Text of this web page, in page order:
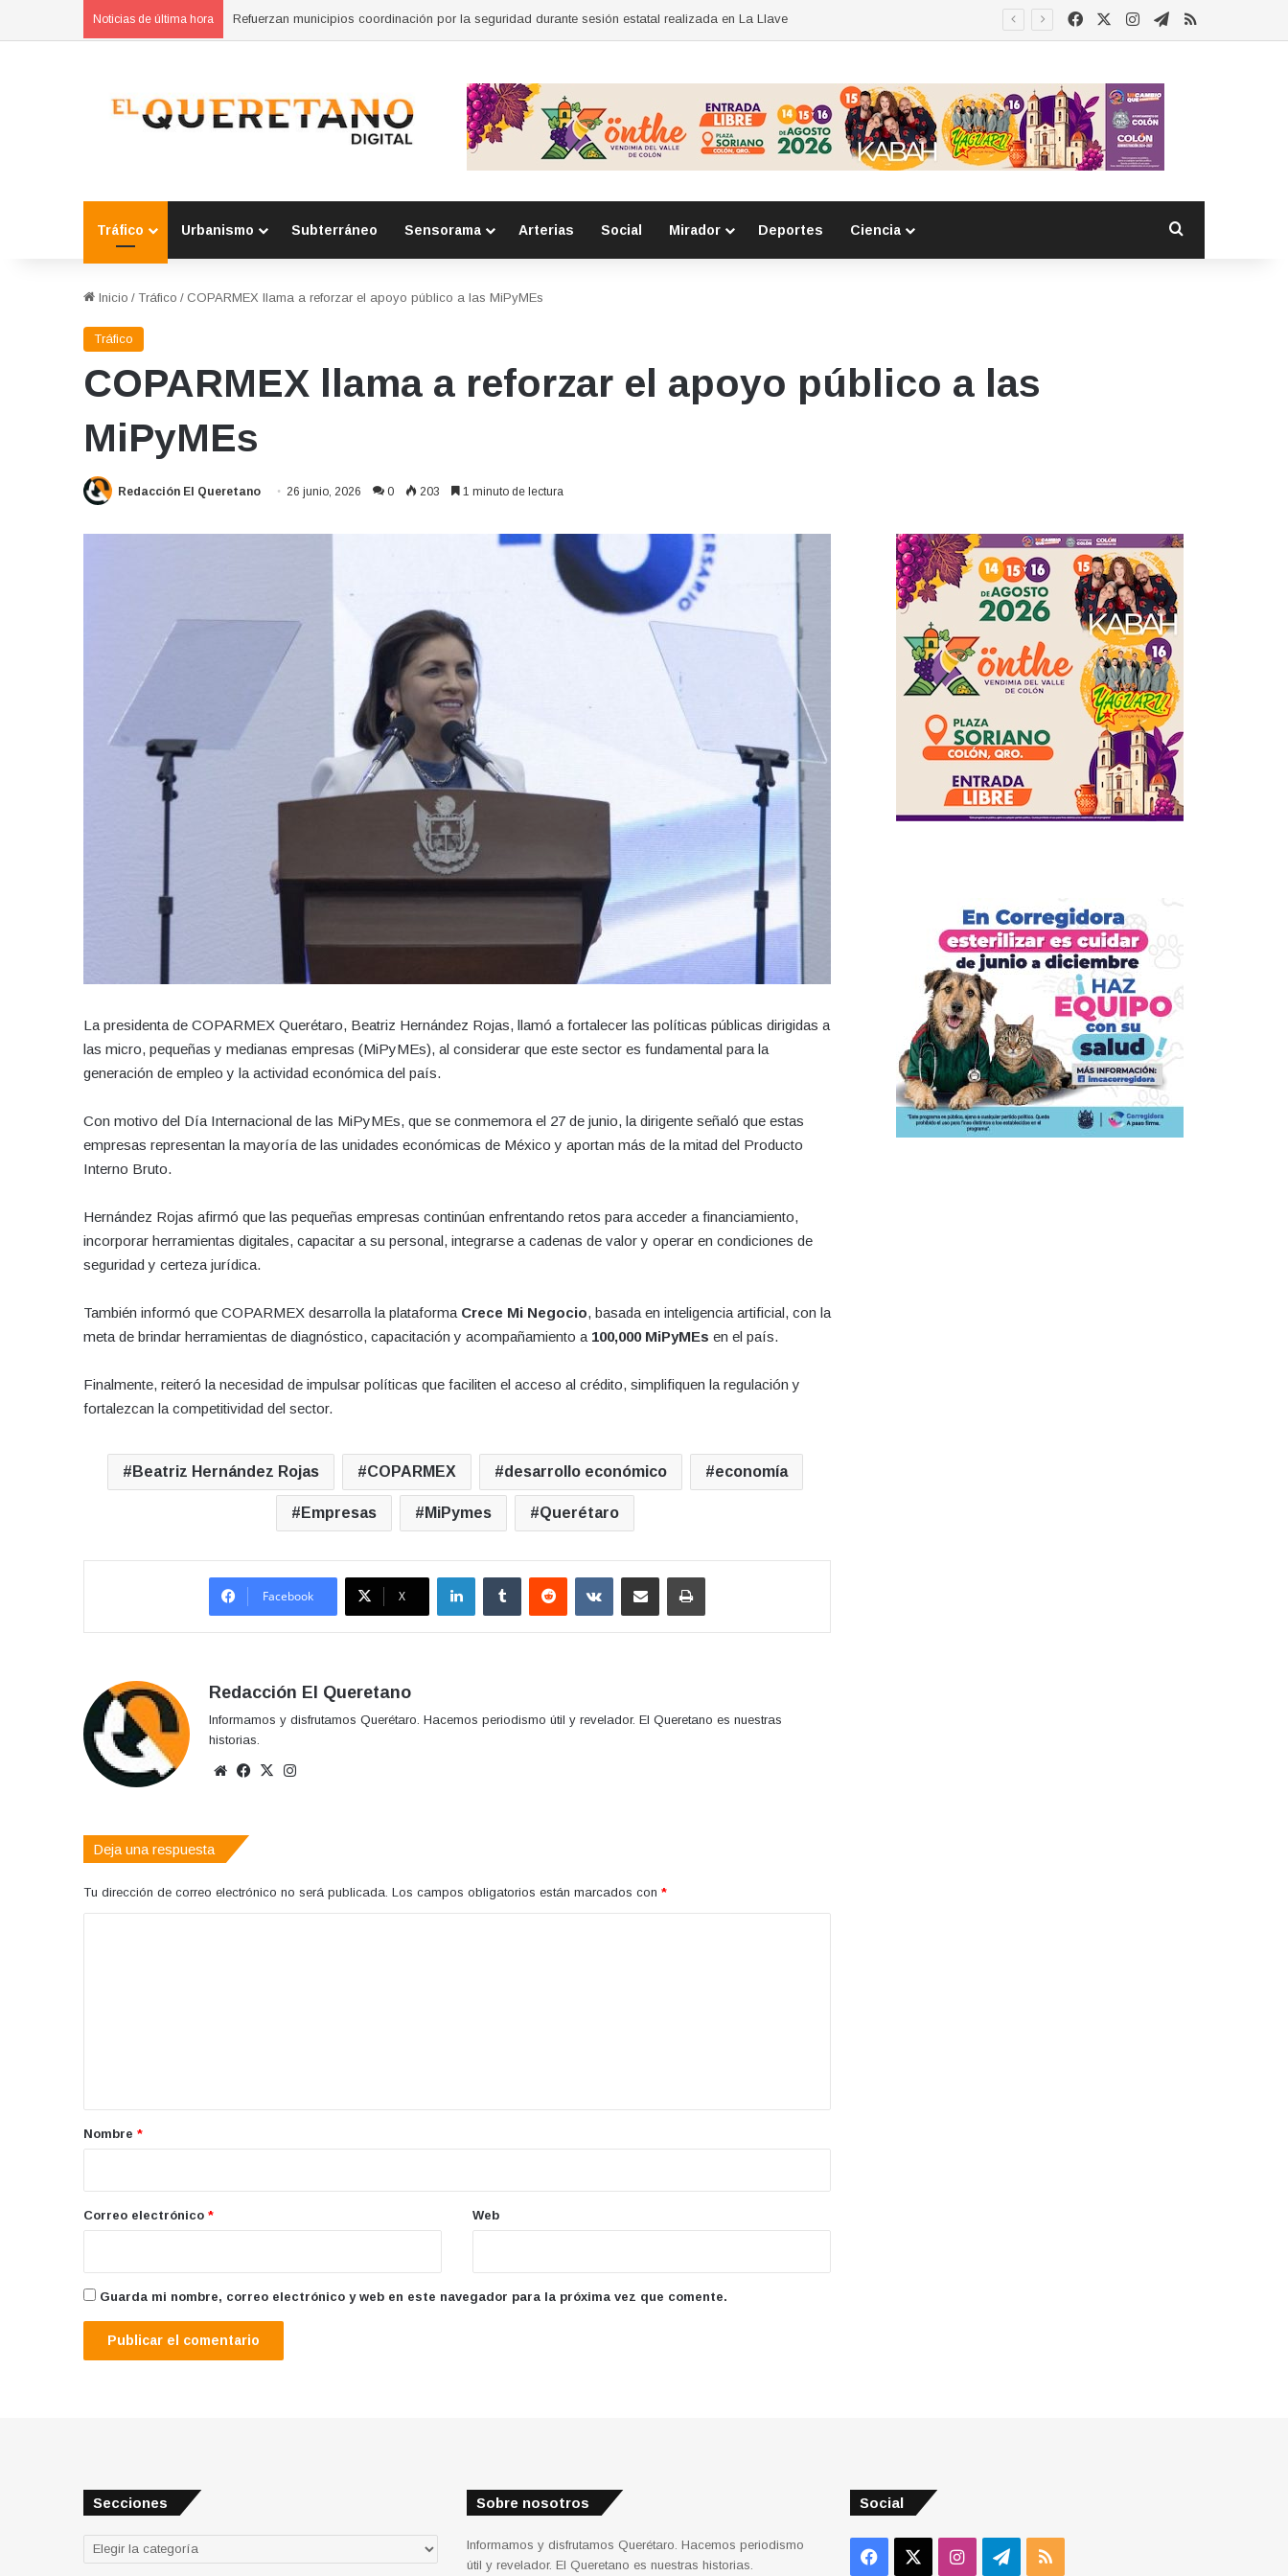
Noticias de última hora Clausura Marco Del Prete el taller Herramientas para Exportar FacebookInstagram
Telegram
RSS
Tráfico Urbanismo Subterráneo Sensorama Arterias Social Mirador Deportes Ciencia
Inicio / Tráfico / COPARMEX llama a reforzar el apoyo público a las MiPyMEs
Tráfico
COPARMEX llama a reforzar el apoyo público a las
MiPyMEs
Redacción El Queretano 26 junio, 2026 0 203 1 minuto de lectura
La presidenta de COPARMEX Querétaro, Beatriz Hernández Rojas, llamó a fortalecer las políticas públicas dirigidas a
las micro, pequeñas y medianas empresas (MiPyMEs), al considerar que este sector es fundamental para la
generación de empleo y la actividad económica del país.
Con motivo del Día Internacional de las MiPyMEs, que se conmemora el 27 de junio, la dirigente señaló que estas
empresas representan la mayoría de las unidades económicas de México y aportan más de la mitad del Producto
Interno Bruto.
Hernández Rojas afirmó que las pequeñas empresas continúan enfrentando retos para acceder a financiamiento,
incorporar herramientas digitales, capacitar a su personal, integrarse a cadenas de valor y operar en condiciones de
seguridad y certeza jurídica.
También informó que COPARMEX desarrolla la plataforma Crece Mi Negocio, basada en inteligencia artificial, con la
meta de brindar herramientas de diagnóstico, capacitación y acompañamiento a 100,000 MiPyMEs en el país.
Finalmente, reiteró la necesidad de impulsar políticas que faciliten el acceso al crédito, simplifiquen la regulación y
fortalezcan la competitividad del sector.
Beatriz Hernández Rojas COPARMEX desarrollo económico economía
Empresas MiPymes Querétaro
Facebook X
LinkedInTumblr Reddit VKontakteCompartir por correo electrónicoImprimir
Redacción El Queretano
Informamos y disfrutamos Querétaro. Hacemos periodismo útil y revelador. El Queretano es nuestras
historias.
Sitio
Facebook
X
Deja una respuesta
Tu dirección de correo electrónico no será publicada. Los campos obligatorios están marcados con *
r
*
Nombre *
Correo electrónico * Web
Guarda mi nombre, correo electrónico y web en este navegador para la próxima vez que comente.
Secciones
Secciones
Sobre nosotros
Informamos y disfrutamos Querétaro. Hacemos periodismo
útil y revelador. El Queretano es nuestras historias.
Social
Facebook InstagramTelegram
RSS